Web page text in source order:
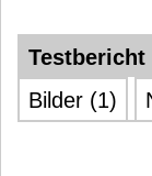
Testbericht
Bilder (1)